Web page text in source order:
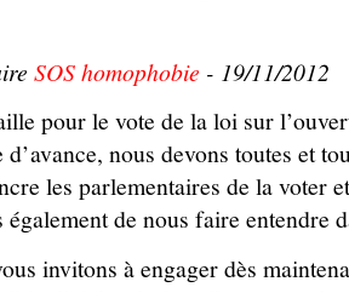
SOS homophobie - 19/11/2012
pour le vote de la loi sur
d’avance, nous devons toutes et
les parlementaires de la voter
de nous faire entendre
invitons à engager dès